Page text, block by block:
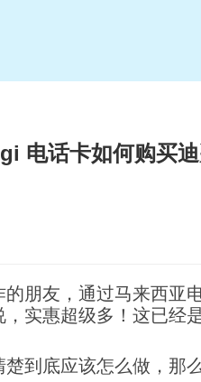
电话卡如何购买
朋友，通过马来西亚
，实惠超级多！这已经
到底应该怎么做，那